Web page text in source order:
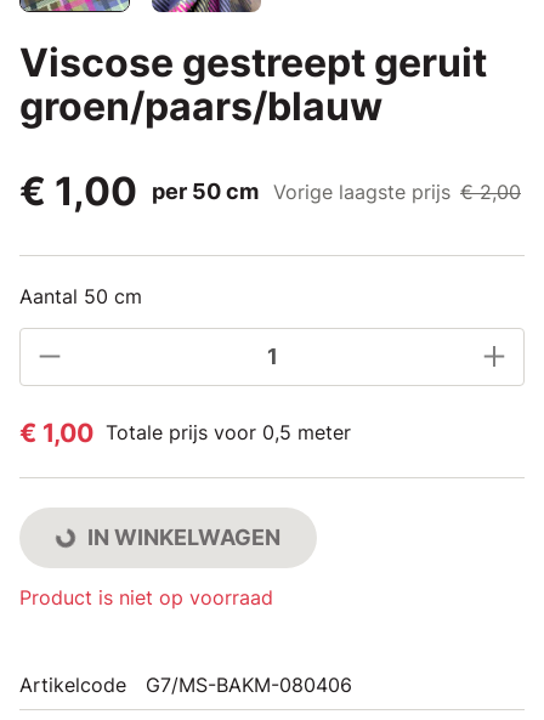
Viscose gestreept geruit
groen/paars/blauw
€ 1,00
per 50 cm Vorige laagste prijs € 2,00
Aantal 50 cm
€ 1,00 Totale prijs voor 0,5 meter
IN WINKELWAGEN
Product is niet op voorraad
Artikelcode G7/MS-BAKM-080406